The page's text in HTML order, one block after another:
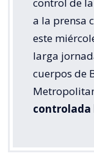
control de
a la prensa
este
larga
cuerpos de
controlada